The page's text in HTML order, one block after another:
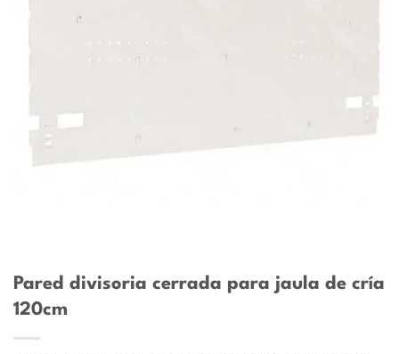
Pared divisoria cerrada para jaula de cría
120cm